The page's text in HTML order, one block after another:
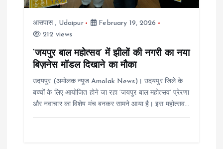
t
आसपास, Udaipur
February 19, 2026
212 views
‘जयपुर बाल महोत्सव’ में झीलों की नगरी का नया
बिज़नेस मॉडल दिखाने का मौका
उदयपुर (अमोलक न्यूज Amolak News)। उदयपुर जिले के
बच्चों के लिए आयोजित होने जा रहा ‘जयपुर बाल महोत्सव’ प्रेरणा
और नवाचार का विशेष मंच बनकर सामने आया है। इस महोत्सव…